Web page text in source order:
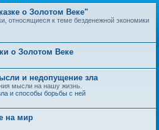
с
о Золотом Веке"
относящиеся к теме безденежной экономики
о Золотом Веке
и недопущение зла
мысли на нашу жизнь.
и способы борьбы с ней
на мир